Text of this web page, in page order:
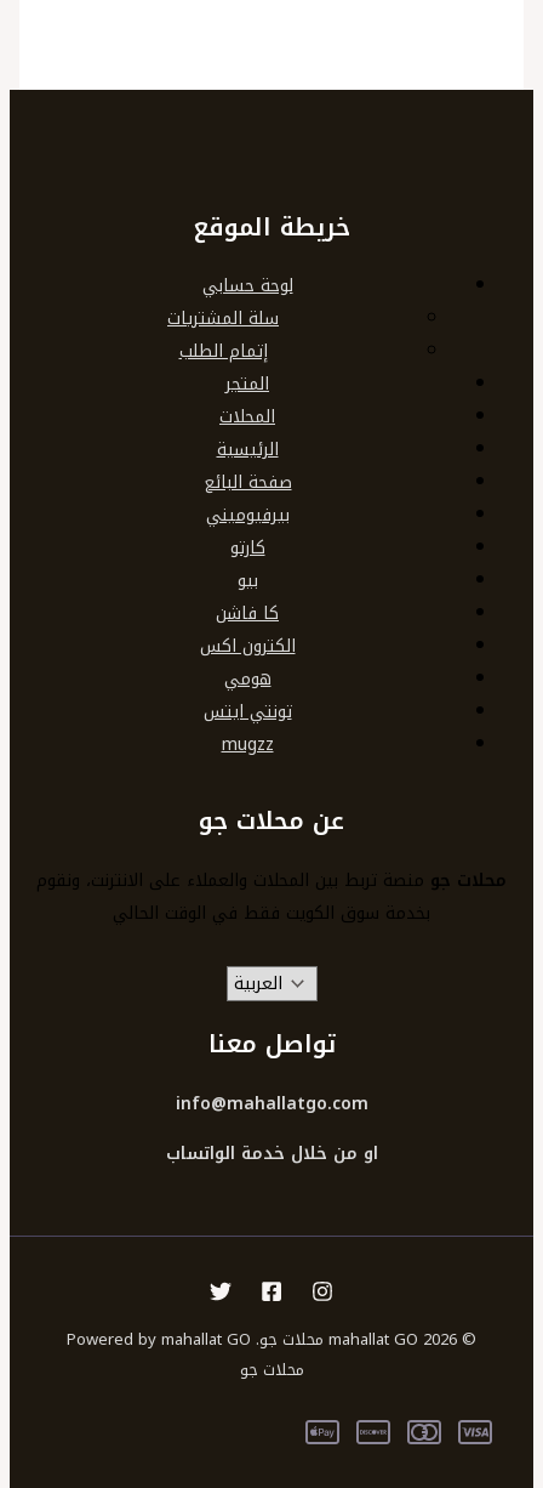
خريطة الموقع
لوحة حسابي
سلة المشتريات
إتمام الطلب
المتجر
المحلات
الرئيسية
صفحة البائع
بيرفيوميني
كارتو
بيو
كا فاشن
الكترون اكس
هومي
تونتي ايتس
mugzz
عن محلات جو
محلات جو منصة تربط بين المحلات والعملاء على الانترنت، ونقوم
بخدمة سوق الكويت فقط في الوقت الحالي
تواصل معنا
info@mahallatgo.com
او من خلال خدمة الواتساب
© 2026 mahallat GO محلات جو. Powered by mahallat GO
محلات جو